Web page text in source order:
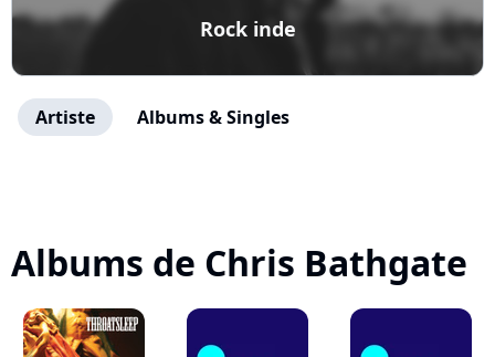
Rock inde
Artiste Albums & Singles
Albums de Chris Bathgate